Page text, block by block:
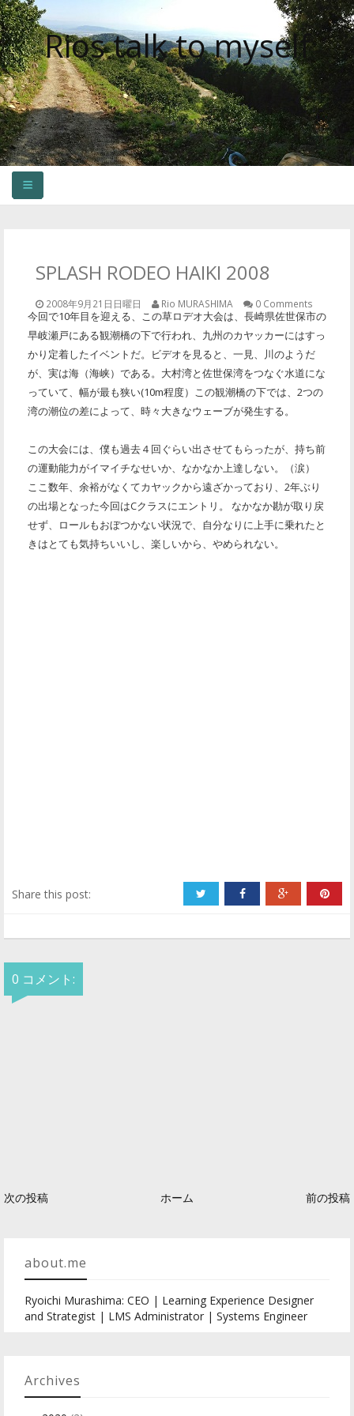
Rios talk to myself
OLDER CONTENTS
SPLASH RODEO HAIKI 2008
2008年9月21日日曜日 Rio MURASHIMA 0 Comments
今回で10年目を迎える、この草ロデオ大会は、長崎県佐世保市の
早岐瀬戸にある観潮橋の下で行われ、九州のカヤッカーにはすっ
かり定着したイベントだ。ビデオを見ると、一見、川のようだ
が、実は海（海峡）である。大村湾と佐世保湾をつなぐ水道にな
っていて、幅が最も狭い(10m程度）この観潮橋の下では、2つの
湾の潮位の差によって、時々大きなウェーブが発生する。
この大会には、僕も過去４回ぐらい出させてもらったが、持ち前
の運動能力がイマイチなせいか、なかなか上達しない。（涙）
ここ数年、余裕がなくてカヤックから遠ざかっており、2年ぶり
の出場となった今回はCクラスにエントリ。 なかなか勘が取り戻
せず、ロールもおぼつかない状況で、自分なりに上手に乗れたと
きはとても気持ちいいし、楽しいから、やめられない。
Share this post:
0 コメント:
次の投稿 ホーム 前の投稿
about.me
Ryoichi Murashima: CEO | Learning Experience Designer
and Strategist | LMS Administrator | Systems Engineer
Archives